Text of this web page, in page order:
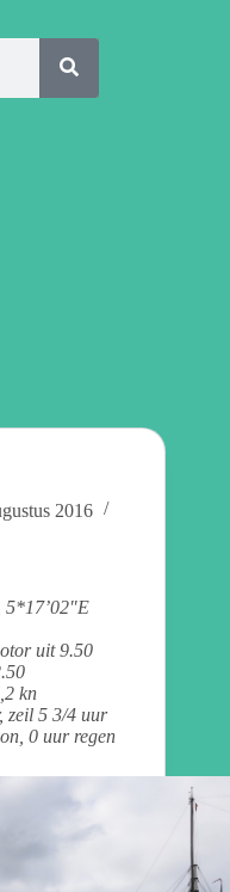
2016
5*17’02″E
uit 9.50
kn
zeil 5 3/4 uur
0 uur regen